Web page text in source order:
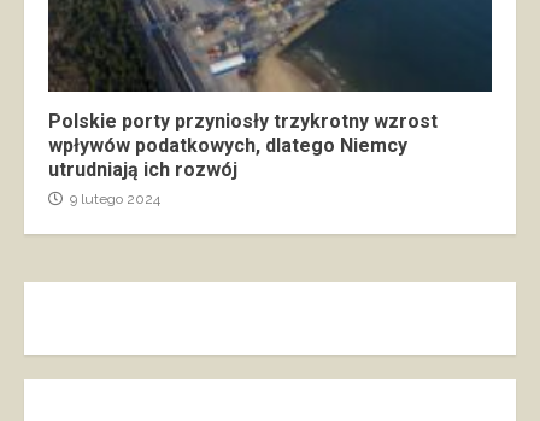
Polskie porty przyniosły trzykrotny wzrost
wpływów podatkowych, dlatego Niemcy
utrudniają ich rozwój
9 lutego 2024